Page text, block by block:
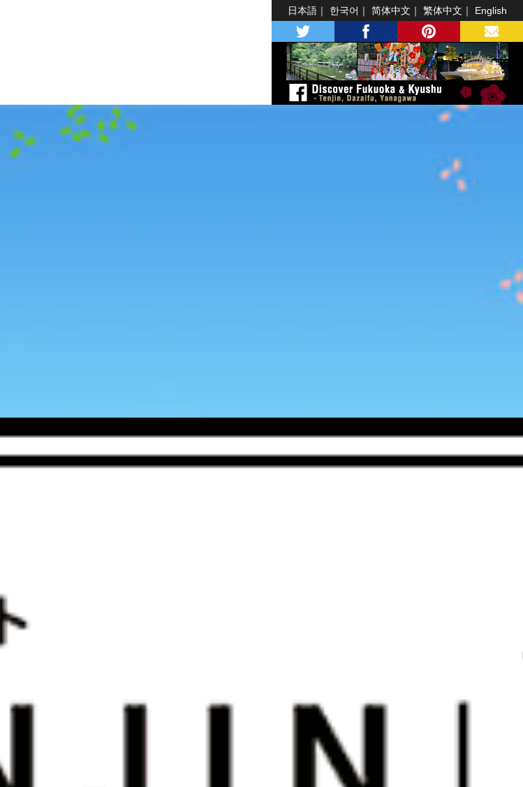
日本語 한국어 简体中文 繁体中文 English
twitter facebook pinterest MAIL